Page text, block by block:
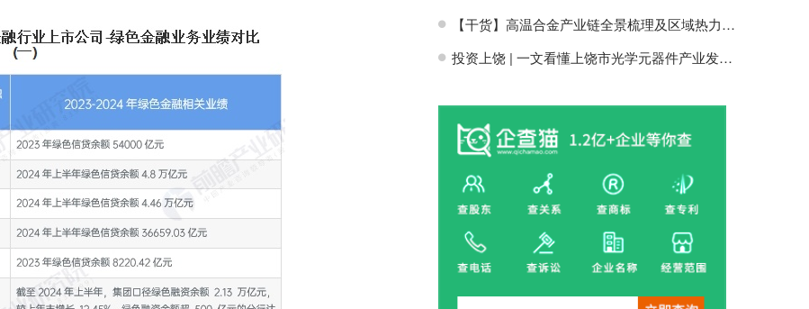
H 【干货】高温合金产业链全景梳理及区域热力地图
H 投资上饶 | 一文看懂上饶市光学元器件产业发展现状与投资机会前瞻